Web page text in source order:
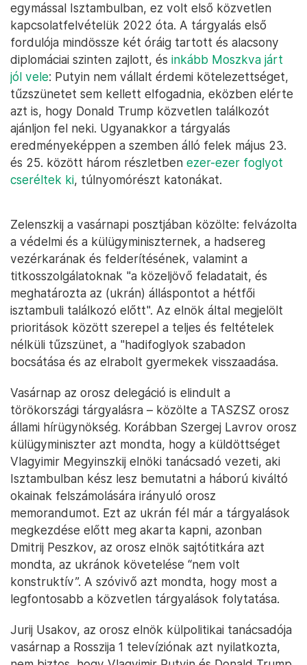
egymással Isztambulban, ez volt első közvetlen
kapcsolatfelvételük 2022 óta. A tárgyalás első
fordulója mindössze két óráig tartott és alacsony
diplomáciai szinten zajlott, és inkább Moszkva járt
jól vele: Putyin nem vállalt érdemi kötelezettséget,
tűzszünetet sem kellett elfogadnia, eközben elérte
azt is, hogy Donald Trump közvetlen találkozót
ajánljon fel neki. Ugyanakkor a tárgyalás
eredményeképpen a szemben álló felek május 23.
és 25. között három részletben ezer-ezer foglyot
cseréltek ki, túlnyomórészt katonákat.
Zelenszkij a vasárnapi posztjában közölte: felvázolta
a védelmi és a külügyminiszternek, a hadsereg
vezérkarának és felderítésének, valamint a
titkosszolgálatoknak "a közeljövő feladatait, és
meghatározta az (ukrán) álláspontot a hétfői
isztambuli találkozó előtt". Az elnök által megjelölt
prioritások között szerepel a teljes és feltételek
nélküli tűzszünet, a "hadifoglyok szabadon
bocsátása és az elrabolt gyermekek visszaadása.
Vasárnap az orosz delegáció is elindult a
törökországi tárgyalásra – közölte a TASZSZ orosz
állami hírügynökség. Korábban Szergej Lavrov orosz
külügyminiszter azt mondta, hogy a küldöttséget
Vlagyimir Megyinszkij elnöki tanácsadó vezeti, aki
Isztambulban kész lesz bemutatni a háború kiváltó
okainak felszámolására irányuló orosz
memorandumot. Ezt az ukrán fél már a tárgyalások
megkezdése előtt meg akarta kapni, azonban
Dmitrij Peszkov, az orosz elnök sajtótitkára azt
mondta, az ukránok követelése “nem volt
konstruktív”. A szóvivő azt mondta, hogy most a
legfontosabb a közvetlen tárgyalások folytatása.
Jurij Usakov, az orosz elnök külpolitikai tanácsadója
vasárnap a Rosszija 1 televíziónak azt nyilatkozta,